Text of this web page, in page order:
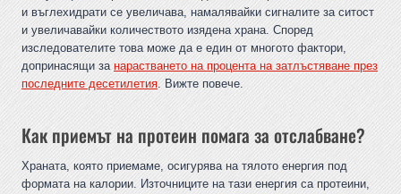
и въглехидрати се увеличава, намалявайки сигналите за ситост
и увеличавайки количеството изядена храна. Според
изследователите това може да е един от многото фактори,
допринасящи за нарастването на процента на затлъстяване през
последните десетилетия. Вижте повече.
Как приемът на протеин помага за отслабване?
Храната, която приемаме, осигурява на тялото енергия под
формата на калории. Източниците на тази енергия са протеини,